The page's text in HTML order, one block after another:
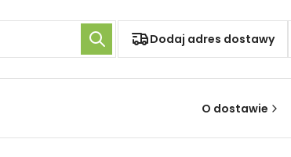
Dodaj adres dostawy
O dostawie